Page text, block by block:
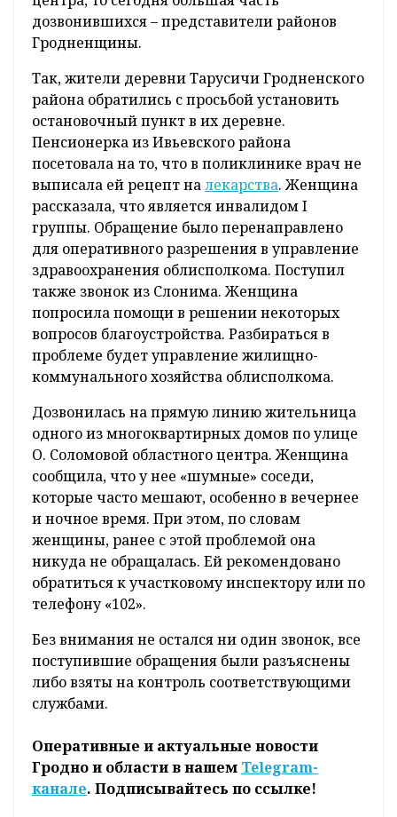
дозвонившихся – представители районов
Гродненщины.
Так, жители деревни Тарусичи Гродненского
района обратились с просьбой установить
остановочный пункт в их деревне.
Пенсионерка из Ивьевского района
посетовала на то, что в поликлинике врач не
выписала ей рецепт налекарства. Женщина
рассказала, что является инвалидом I
группы. Обращение было перенаправлено
для оперативного разрешения в управление
здравоохранения облисполкома. Поступил
также звонок из Слонима. Женщина
попросила помощи в решении некоторых
вопросов благоустройства. Разбираться в
проблеме будет управление жилищно-
коммунального хозяйства облисполкома.
Дозвонилась на прямую линию жительница
одного из многоквартирных домов по улице
О. Соломовой областного центра. Женщина
сообщила, что у нее «шумные» соседи,
которые часто мешают, особенно в вечернее
и ночное время. При этом, по словам
женщины, ранее с этой проблемой она
никуда не обращалась. Ей рекомендовано
обратиться к участковому инспектору или по
телефону «102».
Без внимания не остался ни один звонок, все
поступившие обращения были разъяснены
либо взяты на контроль соответствующими
службами.
Оперативные и актуальные новости
Гродно и области в нашем Telegram-
канале. Подписывайтесь по ссылке!